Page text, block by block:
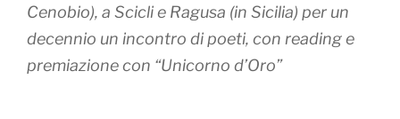
Cenobio), a Scicli e Ragusa (in Sicilia) per un
decennio un incontro di poeti, con reading e
premiazione con “Unicorno d’Oro”